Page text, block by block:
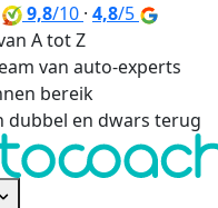
9,8/10 · 4,8/5
A tot Z
van auto-experts
bereik
dubbel en dwars terug